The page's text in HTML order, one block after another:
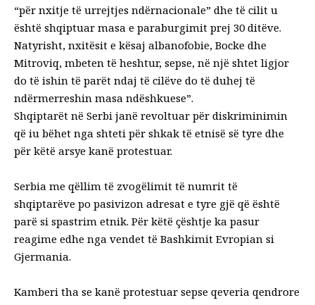
“për nxitje të urrejtjes ndërnacionale” dhe të cilit u
është shqiptuar masa e paraburgimit prej 30 ditëve.
Natyrisht, nxitësit e kësaj albanofobie, Bocke dhe
Mitroviq, mbeten të heshtur, sepse, në një shtet ligjor
do të ishin të parët ndaj të cilëve do të duhej të
ndërmerreshin masa ndëshkuese”.
Shqiptarët në Serbi janë revoltuar për diskriminimin
që iu bëhet nga shteti për shkak të etnisë së tyre dhe
për këtë arsye kanë protestuar.
Serbia me qëllim të zvogëlimit të numrit të
shqiptarëve po pasivizon adresat e tyre gjë që është
parë si spastrim etnik. Për këtë çështje ka pasur
reagime edhe nga vendet të Bashkimit Evropian si
Gjermania.
Kamberi tha se kanë protestuar sepse qeveria qendrore